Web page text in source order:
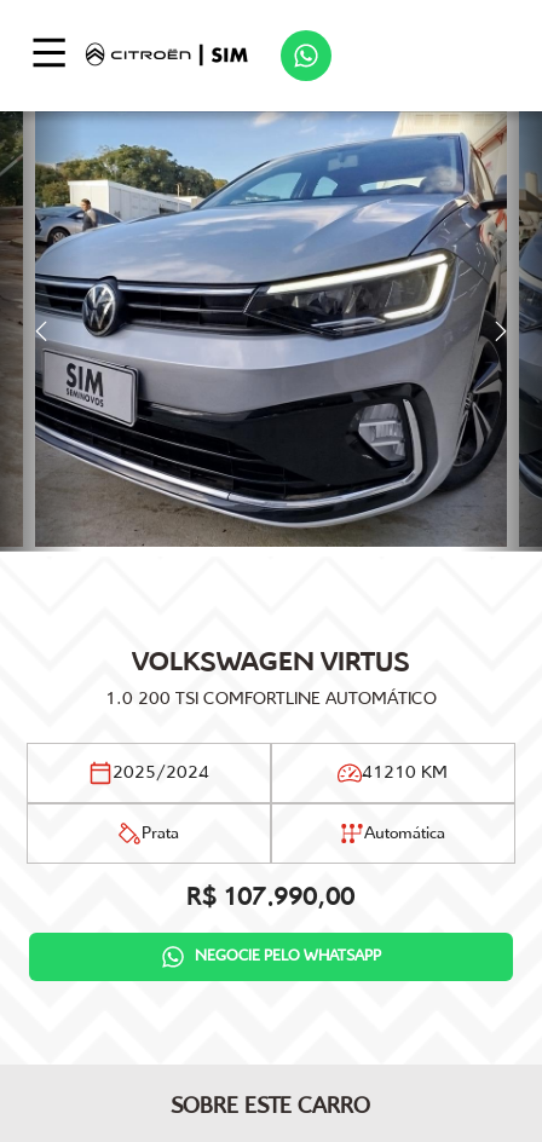
VOLKSWAGEN VIRTUS
1.0 200 TSI COMFORTLINE AUTOMÁTICO
2025/2024 41210 KM
Prata Automática
R$ 107.990,00
NEGOCIE PELO WHATSAPP
SOBRE ESTE CARRO